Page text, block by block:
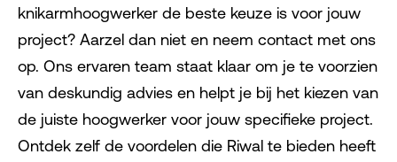
knikarmhoogwerker de beste keuze is voor jouw
project? Aarzel dan niet en neem contact met ons
op. Ons ervaren team staat klaar om je te voorzien
van deskundig advies en helpt je bij het kiezen van
de juiste hoogwerker voor jouw specifieke project.
Ontdek zelf de voordelen die Riwal te bieden heeft